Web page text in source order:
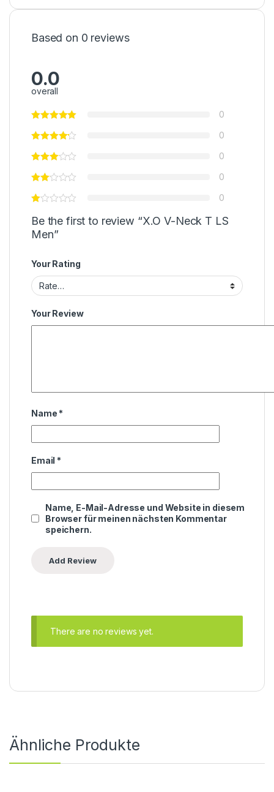
Based on 0 reviews
0.0
overall
0
0
0
0
0
Be the first to review “X.O V-Neck T LS
Men”
Your Rating
Your Review
Name *
Email *
Name, E-Mail-Adresse und Website in diesem
Browser für meinen nächsten Kommentar
speichern.
There are no reviews yet.
Ähnliche Produkte